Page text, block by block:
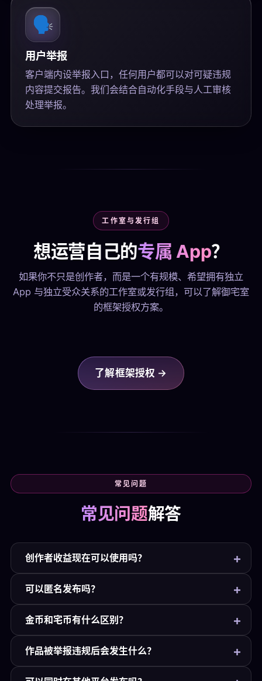
🗣️
用户举报
客户端内设举报入口，任何用户都可以对可疑违规
内容提交报告。我们会结合自动化手段与人工审核
处理举报。
工作室与发行组
想运营自己的专属 App？
如果你不只是创作者，而是一个有规模、希望拥有独立
App 与独立受众关系的工作室或发行组，可以了解御宅室
的框架授权方案。
了解框架授权 →
常见问题
常见问题解答
创作者收益现在可以使用吗？
打赏和付费阅读创作者获得 90%，会员收入中
可以匿名发布吗？
发布作品可以使用化名。未来如果申请提现，且提
现金额超过一定额度，可能需要完成身份核验
金币和宅币有什么区别？
金币是功能积分，用于 AI 绘画、生成类似图片等功
能消耗，不代表创作者收入。宅币来自真实收入场
作品被举报违规后会发生什么？
我们会对来自权利人与用户的举报进行核实。经核